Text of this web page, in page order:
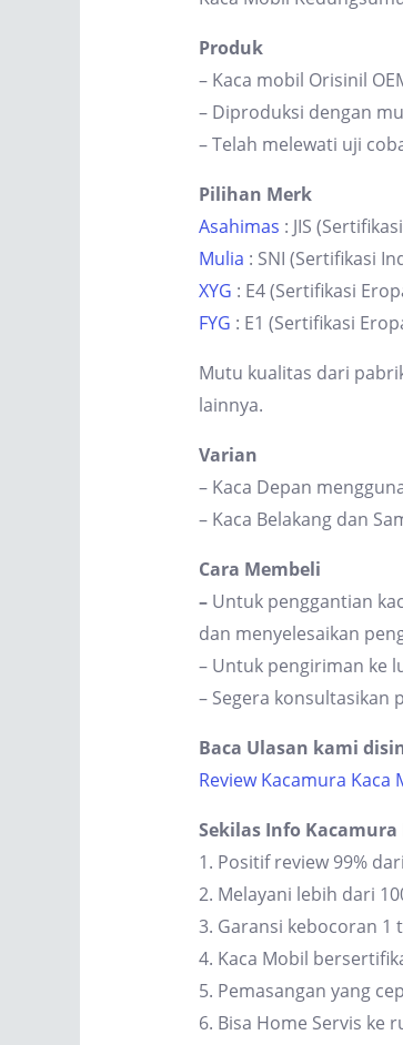
Produk
– Kaca mobil Orisinil
– Diproduksi dengan
– Telah melewati uji
Pilihan Merk
Asahimas : JIS
Mulia : SNI (Sertifikasi
XYG : E4 (Sertifikasi
FYG : E1 (Sertifikasi
Mutu kualitas dari
lainnya.
Varian
– Kaca Depan
– Kaca Belakang dan
Cara Membeli
– Untuk penggantian
dan menyelesaikan
– Untuk pengiriman ke
– Segera konsultasikan
Baca Ulasan kami
Review Kacamura Kaca
Sekilas Info Kacamura
1. Positif review 99%
2. Melayani lebih dari
3. Garansi kebocoran 1
4. Kaca Mobil
5. Pemasangan yang
6. Bisa Home Servis ke